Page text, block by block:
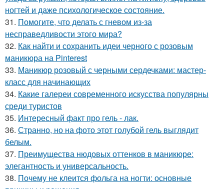
ногтей и даже психологическое состояние.
31. Помогите, что делать с гневом из-за
несправедливости этого мира?
32. Как найти и сохранить идеи черного с розовым
маникюра на Pinterest
33. Маникюр розовый с черными сердечками: мастер-
класс для начинающих
34. Какие галереи современного искусства популярны
среди туристов
35. Интересный факт про гель - лак.
36. Странно, но на фото этот голубой гель выглядит
белым.
37. Преимущества нюдовых оттенков в маникюре:
элегантность и универсальность.
38. Почему не клеится фольга на ногти: основные